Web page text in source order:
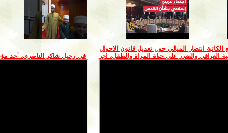
في رحيل شاكر الناصري، أحد
الكاتبة انتصار الميالي حول تعديل قانون الاحوال
العراقي والضرر على حياة المراة والطفل، اجر